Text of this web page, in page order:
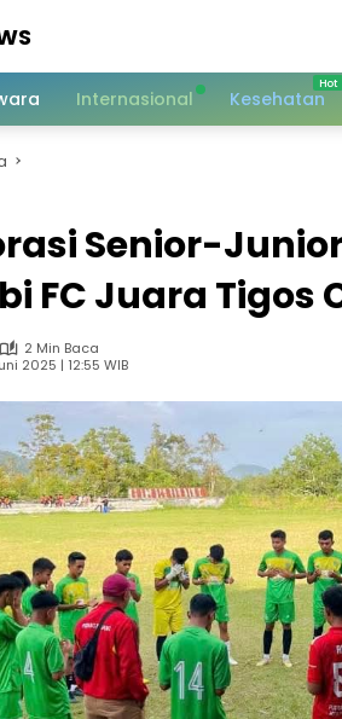
Internasional Kesehatan
Senior-
FC Juara Tigos
2 Min Baca
2025 | 12:55 WIB